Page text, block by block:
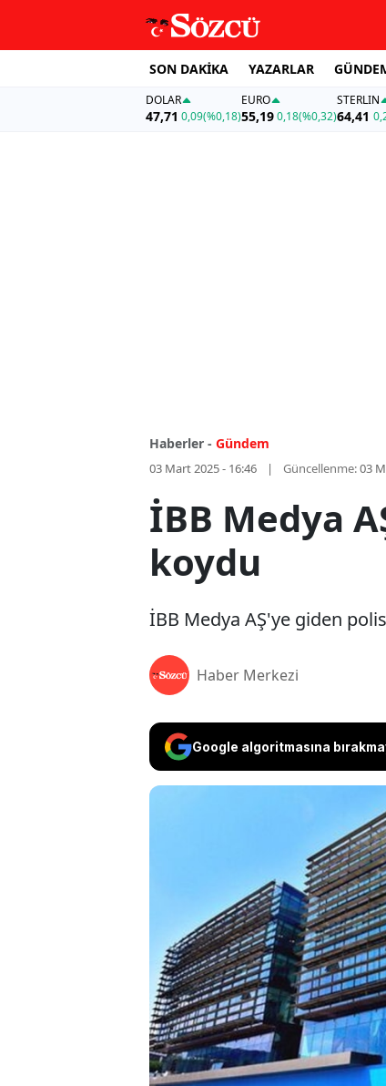
SON DAKİKA YAZARLAR
DOLAR
47,71 0,09(%0,18)
EURO
55,19 0,18(%0,32)
STERLIN
64,41
Haberler - Gündem
03 Mart 2025 - 16:46 Güncellenme:03
İBB Medya
koydu
İBB Medya AŞ'ye giden
Haber Merkezi
Google algoritmasına